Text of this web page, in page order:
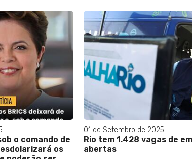
de 2025
vagas de emprego
02 de Setembro de 2025
Drex: Real Digital
“Big Brother